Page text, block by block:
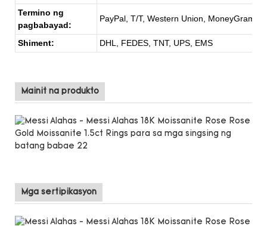
Termino ng
pagbabayad:
PayPal, T/T, Western Union, MoneyGram
Shiment: DHL, FEDES, TNT, UPS, EMS
Mainit na produkto
Mga sertipikasyon